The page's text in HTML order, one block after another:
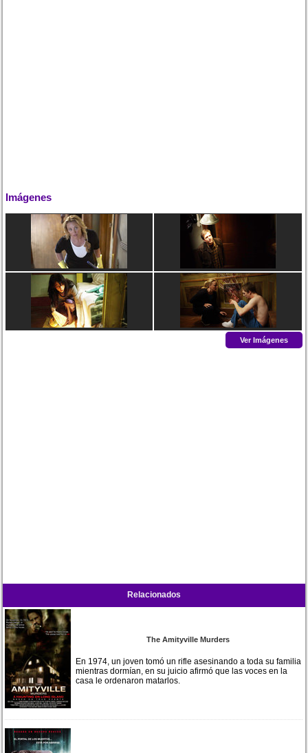
Imágenes
Ver Imágenes
Relacionados
The Amityville Murders
En 1974, un joven tomó un rifle asesinando a toda su familia
mientras dormían, en su juicio afirmó que las voces en la
casa le ordenaron matarlos.